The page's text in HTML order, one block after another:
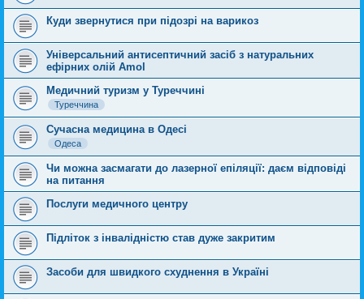
Куди звернутися при підозрі на варикоз
Універсальний антисептичний засіб з натуральних
ефірних олій Amol
Медичний туризм у Туреччині
Туреччина
Сучасна медицина в Одесі
Одеса
Чи можна засмагати до лазерної епіляції: даєм відповіді
на питання
Послуги медичного центру
Підліток з інвалідністю став дуже закритим
Засоби для швидкого схуднення в Україні